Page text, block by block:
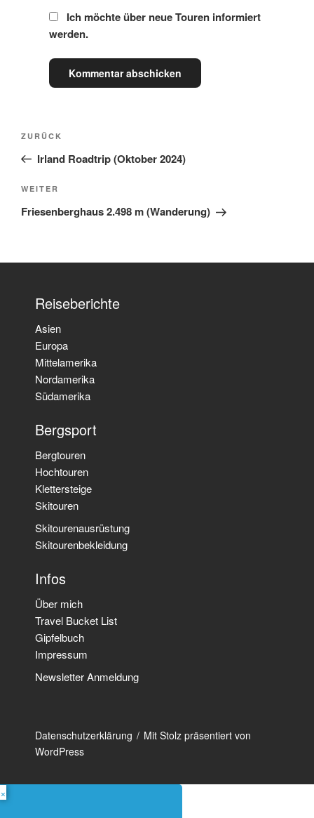
Ich möchte über neue Touren informiert
werden.
Beitragsnavigation
Vorheriger
Beitrag
ZURÜCK
Irland Roadtrip (Oktober 2024)
Nächster
Beitrag
WEITER
Friesenberghaus 2.498 m (Wanderung)
Reiseberichte
Asien
Europa
Mittelamerika
Nordamerika
Südamerika
Bergsport
Bergtouren
Hochtouren
Klettersteige
Skitouren
Skitourenausrüstung
Skitourenbekleidung
Infos
Über mich
Travel Bucket List
Gipfelbuch
Impressum
Newsletter Anmeldung
Datenschutzerklärung
Mit Stolz präsentiert von
WordPress
×